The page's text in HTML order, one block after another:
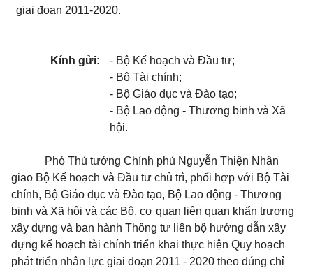
giai đoạn 2011-2020.
Kính gửi:
- Bộ Kế hoạch và Đầu tư;
- Bộ Tài chính;
- Bộ Giáo dục và Đào tạo;
- Bộ Lao động - Thương binh và Xã
hội.
Phó Thủ tướng Chính phủ Nguyễn Thiện Nhân
giao Bộ Kế hoạch và Đầu tư chủ trì, phối hợp với Bộ Tài
chính, Bộ Giáo dục và Đào tạo, Bộ Lao động - Thương
binh và Xã hội và các Bộ, cơ quan liên quan khẩn trương
xây dựng và ban hành Thông tư liên bộ hướng dẫn xây
dựng kế hoạch tài chính triển khai thực hiện Quy hoạch
phát triển nhân lực giai đoạn 2011 - 2020 theo đúng chỉ